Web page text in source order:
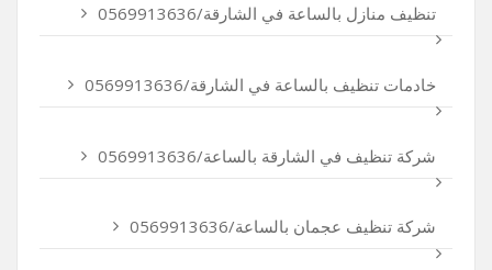
تنظيف منازل بالساعة في الشارقة/0569913636
خادمات تنظيف بالساعة في الشارقة/0569913636
شركة تنظيف في الشارقة بالساعة/0569913636
شركة تنظيف عجمان بالساعة/0569913636